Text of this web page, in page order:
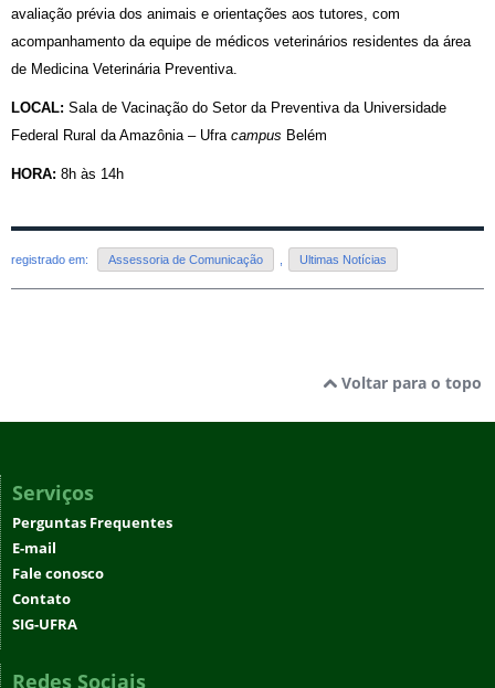
avaliação prévia dos animais e orientações aos tutores, com
acompanhamento da equipe de médicos veterinários residentes da área
de Medicina Veterinária Preventiva.
LOCAL: Sala de Vacinação do Setor da Preventiva da Universidade
Federal Rural da Amazônia – Ufra campus Belém
HORA: 8h às 14h
registrado em: Assessoria de Comunicação Ultimas Notícias
Voltar para o topo
Serviços
Perguntas Frequentes
E-mail
Fale conosco
Contato
SIG-UFRA
Redes Sociais